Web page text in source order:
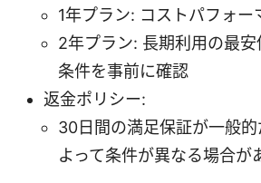
1年プラン: コストパフォー
2年プラン: 長期利用の最
条件を事前に確認
返金ポリシー:
30日間の満足保証が一般的
よって条件が異なる場合が